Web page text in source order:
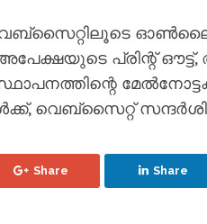
അപേക്ഷയുടെ പ്രിന്റ്
വെബ്സൈറ്റ്
Share Share